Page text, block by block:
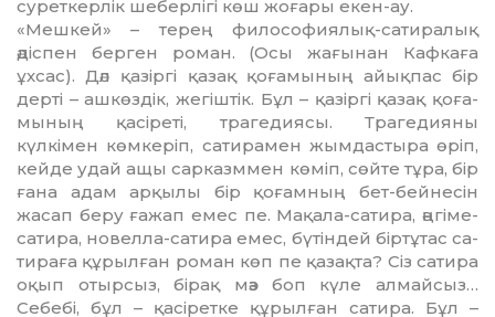
суреткерлік шеберлігі көш жоғары екен-ау.
«Мешкей» – терең философия­лық-сатиралық
әдіспен берген роман. (Осы жағынан Кафкаға
ұхсас). Дәл қазіргі қазақ қоғамы­ның айықпас бір
дерті – ашкөздік, жегіштік. Бұл – қазіргі қазақ қоға­
мының қасіреті, трагедиясы. Тр­а­гедияны
күлкімен көмкеріп, са­ти­ра­мен жымдастыра өріп,
кейде удай ащы сарказммен көміп, сөйте тұра, бір
ғана адам арқылы бір қоғамның бет-бейнесін
жасап беру ғажап емес пе. Мақала-са­тира, әңгіме-
сатира, новелла-сатира емес, бүтіндей біртұтас са­
тираға құрылған роман көп пе қазақта? Сіз сатира
оқып отырсыз, бірақ мәз боп күле алмайсыз…
Себебі, бұл – қасіретке құрылған сатира. Бұл –